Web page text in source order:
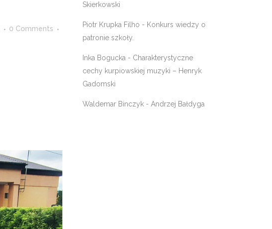
0 Comments
Skierkowski
Piotr Krupka Filho - Konkurs wiedzy o
patronie szkoły.
Inka Bogucka - Charakterystyczne
cechy kurpiowskiej muzyki – Henryk
Gadomski
Waldemar Binczyk - Andrzej Bałdyga